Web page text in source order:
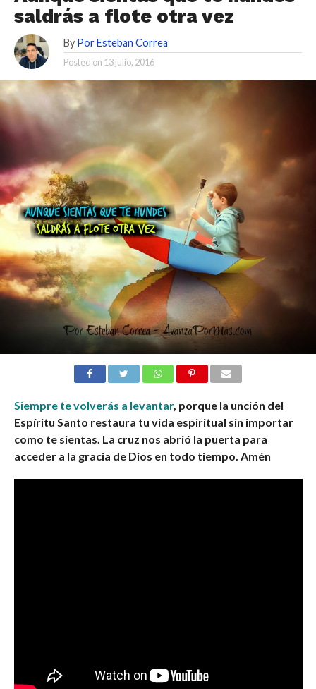
saldrás a flote otra vez
By Por Esteban Correa
Posted on 13 julio, 2016
Siempre te volverás a levantar, porque la unción del
Espíritu Santo restaura tu vida espiritual sin importar
como te sientas. La cruz nos abrió la puerta para
acceder a la gracia de Dios en todo tiempo. Amén